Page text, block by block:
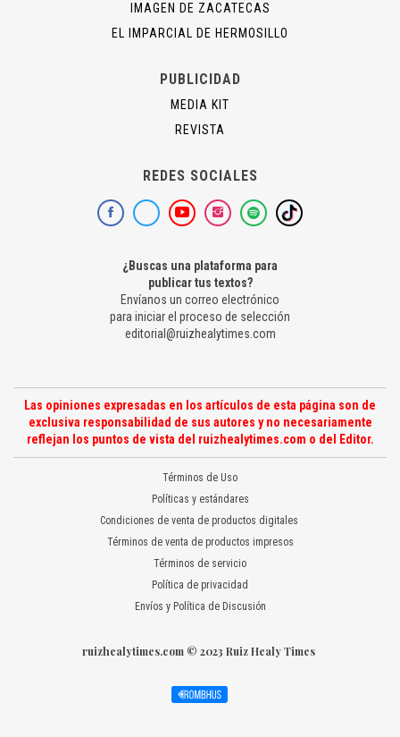
IMAGEN DE ZACATECAS
EL IMPARCIAL DE HERMOSILLO
PUBLICIDAD
MEDIA KIT
REVISTA
REDES SOCIALES
¿Buscas una plataforma para
publicar tus textos?
Envíanos un correo electrónico
para iniciar el proceso de selección
editorial@ruizhealytimes.com
Las opiniones expresadas en los artículos de esta página son de
exclusiva responsabilidad de sus autores y no necesariamente
reflejan los puntos de vista del ruizhealytimes.com o del Editor.
Términos de Uso
Políticas y estándares
Condiciones de venta de productos digitales
Términos de venta de productos impresos
Términos de servicio
Política de privacidad
Envíos y Política de Discusión
ruizhealytimes.com © 2023 Ruiz Healy Times